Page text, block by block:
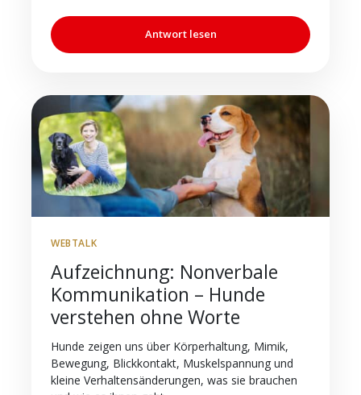
Antwort lesen
WEBTALK
Aufzeichnung: Nonverbale
Kommunikation – Hunde
verstehen ohne Worte
Hunde zeigen uns über Körperhaltung, Mimik,
Bewegung, Blickkontakt, Muskelspannung und
kleine Verhaltensänderungen, was sie brauchen